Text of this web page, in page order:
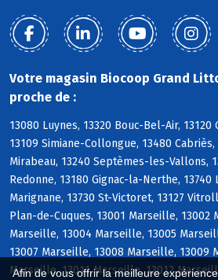
Afin de vous offrir la meilleure
Votre magasin Biocoop Grand
proche de :
13080 Luynes, 13320 Bouc-Bel-Air, 13120
13109 Simiane-Collongue, 13480
Mirabeau, 13240 Septèmes-les-Vallons,
Redonne, 13180 Gignac-la-Nerthe, 13740
Marignane, 13730 St-Victoret, 13127
Plan-de-Cuques, 13001 Marseille, 13002
Marseille, 13004 Marseille, 13005
13007 Marseille, 13008 Marseille, 13009
Marseille, 13011 Marseille, 13012